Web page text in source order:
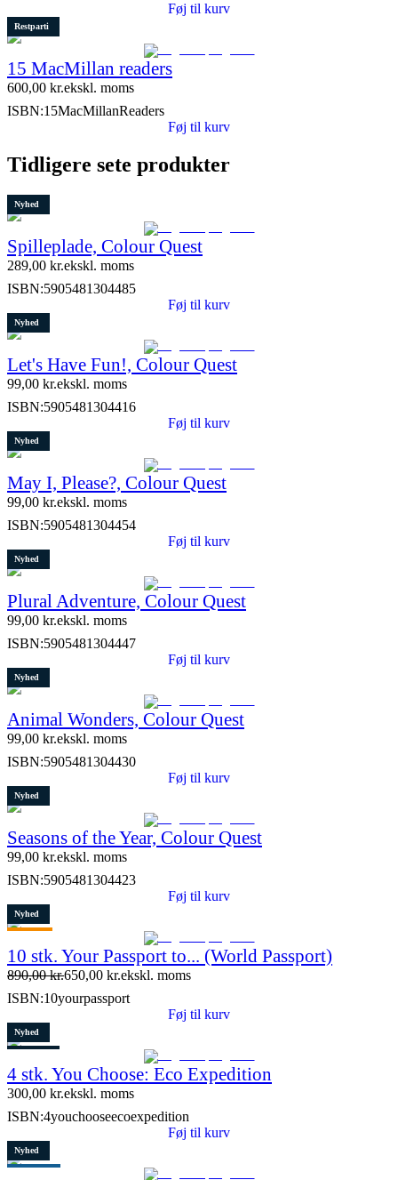
Føj til kurv
Restparti
15 MacMillan readers
600,00 kr.ekskl. moms
ISBN:15MacMillanReaders
Føj til kurv
Tidligere sete produkter
Nyhed
Spilleplade, Colour Quest
289,00 kr.ekskl. moms
ISBN:5905481304485
Føj til kurv
Nyhed
Let's Have Fun!, Colour Quest
99,00 kr.ekskl. moms
ISBN:5905481304416
Føj til kurv
Nyhed
May I, Please?, Colour Quest
99,00 kr.ekskl. moms
ISBN:5905481304454
Føj til kurv
Nyhed
Plural Adventure, Colour Quest
99,00 kr.ekskl. moms
ISBN:5905481304447
Føj til kurv
Nyhed
Animal Wonders, Colour Quest
99,00 kr.ekskl. moms
ISBN:5905481304430
Føj til kurv
Nyhed
Seasons of the Year, Colour Quest
99,00 kr.ekskl. moms
ISBN:5905481304423
Føj til kurv
Nyhed
Restparti
9 stk. tilbage
10 stk. Your Passport to... (World Passport)
890,00kr.650,00 kr.ekskl. moms
ISBN:10yourpassport
Føj til kurv
Nyhed
7 stk. tilbage
4 stk. You Choose: Eco Expedition
300,00 kr.ekskl. moms
ISBN:4youchooseecoexpedition
Føj til kurv
Nyhed